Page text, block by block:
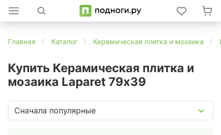
Главная Каталог Керамическая плитка и мозаика
Купить Керамическая плитка и
мозаика Laparet 79х39
Сначала популярные